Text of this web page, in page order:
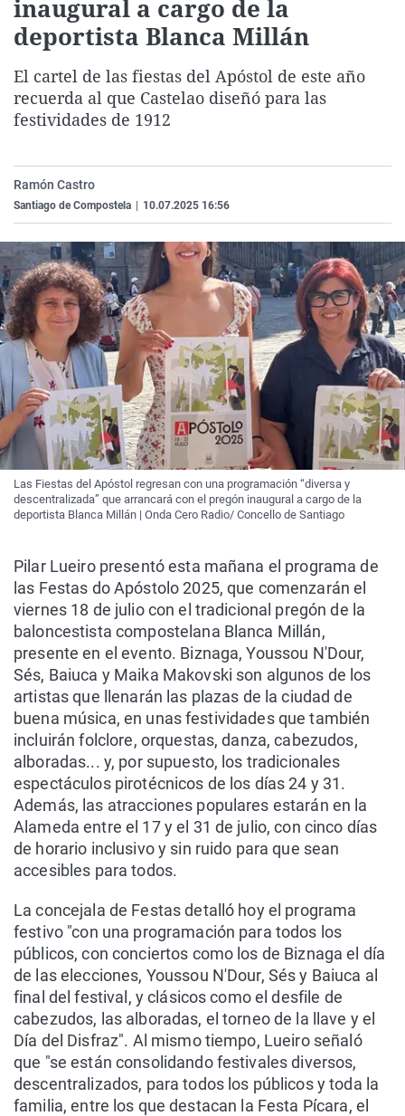
La rosa de los vientos
Gente viajera
Como el perro y el
Caso
Retornados
Equipo de
Operación Viuda
Extremadura
Galicia
La Rioja
Navarra
Virales
Televisión
Elecciones
inaugural a cargo de la
deportista Blanca Millán
El cartel de las fiestas del Apóstol de este año
recuerda al que Castelao diseñó para las
festividades de 1912
Ramón Castro
Santiago de Compostela 10.07.2025 16:56
Las Fiestas del Apóstol regresan con una programación “diversa y
descentralizada” que arrancará con el pregón inaugural a cargo de la
deportista Blanca Millán | Onda Cero Radio/ Concello de Santiago
Pilar Lueiro presentó esta mañana el programa de
las Festas do Apóstolo 2025, que comenzarán el
viernes 18 de julio con el tradicional pregón de la
baloncestista compostelana Blanca Millán,
presente en el evento. Biznaga, Youssou N'Dour,
Sés, Baiuca y Maika Makovski son algunos de los
artistas que llenarán las plazas de la ciudad de
buena música, en unas festividades que también
incluirán folclore, orquestas, danza, cabezudos,
alboradas... y, por supuesto, los tradicionales
espectáculos pirotécnicos de los días 24 y 31.
Además, las atracciones populares estarán en la
Alameda entre el 17 y el 31 de julio, con cinco días
de horario inclusivo y sin ruido para que sean
accesibles para todos.
La concejala de Festas detalló hoy el programa
festivo "con una programación para todos los
públicos, con conciertos como los de Biznaga el día
de las elecciones, Youssou N'Dour, Sés y Baiuca al
final del festival, y clásicos como el desfile de
cabezudos, las alboradas, el torneo de la llave y el
Día del Disfraz". Al mismo tiempo, Lueiro señaló
que "se están consolidando festivales diversos,
descentralizados, para todos los públicos y toda la
familia, entre los que destacan la Festa Pícara, el